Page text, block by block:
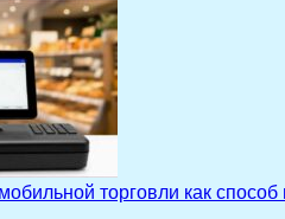
торговли как